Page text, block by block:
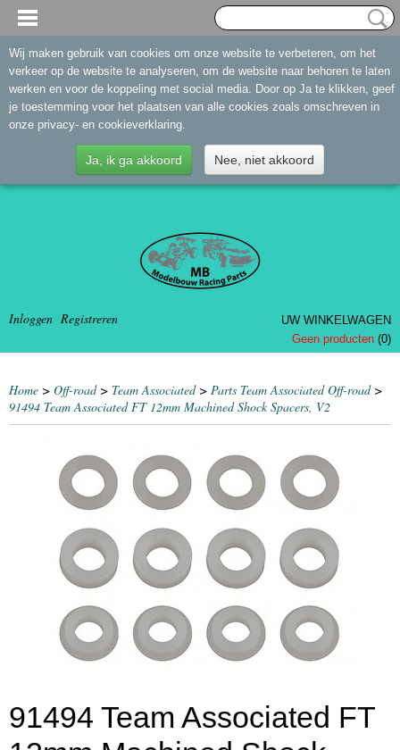
Inloggen Registreren
UW WINKELWAGEN
Geen producten (0)
Home > Off-road> Team Associated> Parts Team Associated Off-road>
91494 Team Associated FT 12mm Machined Shock Spacers, V2
91494 Team Associated FT
Wij maken gebruik van cookies om onze website te verbeteren, om het
verkeer op de website te analyseren, om de website naar behoren te laten
werken en voor de koppeling met social media. Door op Ja te klikken, geef
je toestemming voor het plaatsen van alle cookies zoals omschreven in
onze privacy- en cookieverklaring.
Ja, ik ga akkoord Nee, niet akkoord